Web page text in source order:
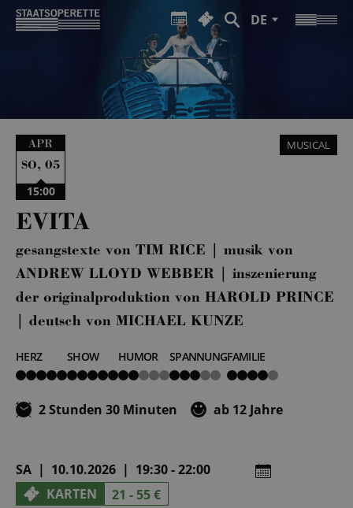
DE
APR
SO, 05
15:00
MUSICAL
EVITA
gesangstexte von TIM RICE | musik von
ANDREW LLOYD WEBBER | inszenierung
der originalproduktion von HAROLD PRINCE
| deutsch von MICHAEL KUNZE
HERZ
5
von
SHOW
5
von
HUMOR
2
von
SPANNUNG
3
von
FAMILIE
4
von
2 Stunden 30 Minuten ab 12 Jahre
SA | 10.10.2026 | 19:30 - 22:00
KARTEN
21 - 55 €